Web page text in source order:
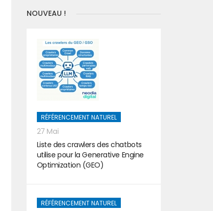
NOUVEAU !
RÉFÉRENCEMENT NATUREL
27 Mai
Liste des crawlers des chatbots
utilise pour la Generative Engine
Optimization (GEO)
RÉFÉRENCEMENT NATUREL